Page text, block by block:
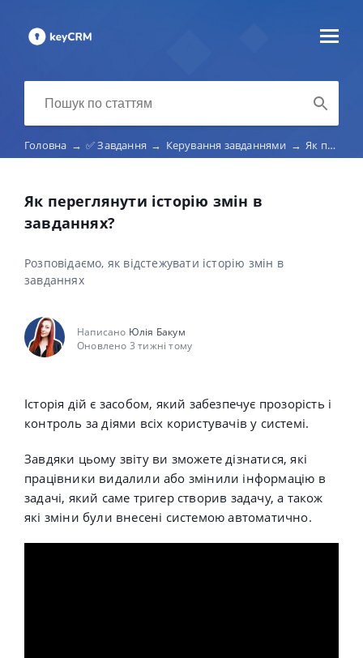
Головна → ✅ Завдання → Керування завданнями → Як переглянути історію змін в завданнях?
Як переглянути історію змін в
завданнях?
Розповідаємо, як відстежувати історію змін в
завданнях
Написано Юлія Бакум
Оновлено 3 тижні тому
Історія дій є засобом, який забезпечує прозорість і
контроль за діями всіх користувачів у системі.
Завдяки цьому звіту ви зможете дізнатися, які
працівники видалили або змінили інформацію в
задачі, який саме тригер створив задачу, а також
які зміни були внесені системою автоматично.